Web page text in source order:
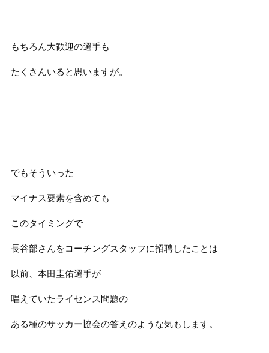
もちろん大歓迎の選手も
たくさんいると思いますが。
でもそういった
マイナス要素を含めても
このタイミングで
長谷部さんをコーチングスタッフに招聘したことは
以前、本田圭佑選手が
唱えていたライセンス問題の
ある種のサッカー協会の答えのような気もします。